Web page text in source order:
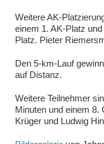
Weitere AK-
einem 1. AK-Platz
Platz. Pieter
Den 5-km-Lauf
auf Distanz.
Weitere Teilnehmer
Minuten und einem 8.
Krüger und Ludwig